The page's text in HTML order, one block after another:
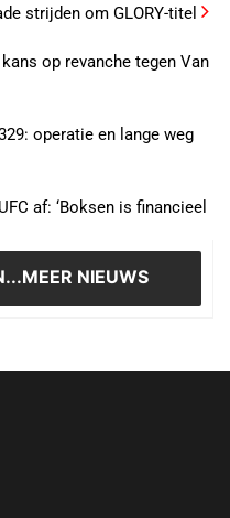
strijden om GLORY-titel
op revanche tegen Van
operatie en lange weg
af: ‘Boksen is financieel
NIEUWS